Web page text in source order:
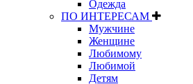
Одежда
ПО ИНТЕРЕСАМ
Мужчине
Женщине
Любимому
Любимой
Детям